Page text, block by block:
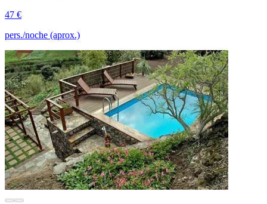
47 €
pers./noche (aprox.)